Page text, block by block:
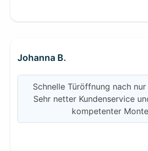
Johanna B.
Schnelle Türöffnung nach
Sehr netter Kundenservice
kompetenter